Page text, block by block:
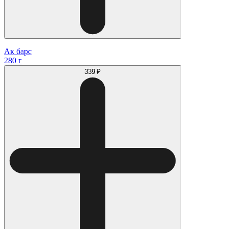
Ак барс
280 г
339 ₽